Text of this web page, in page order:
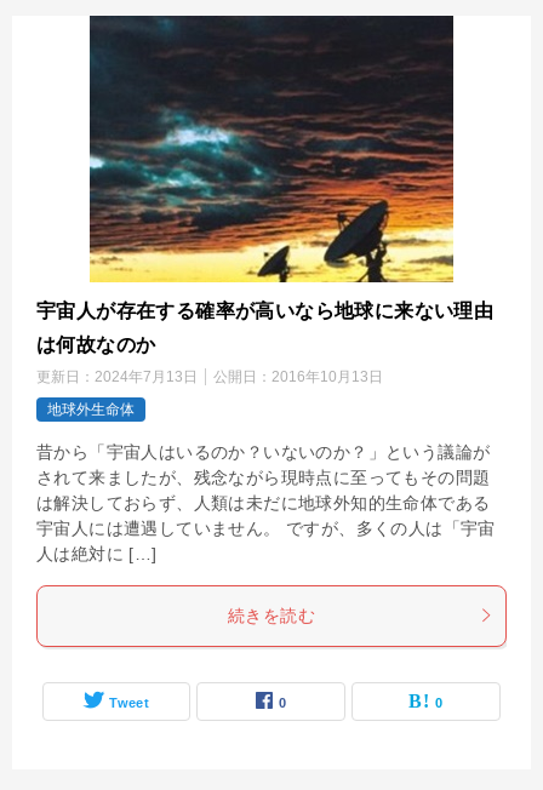
宇宙人が存在する確率が高いなら地球に来ない理由
は何故なのか
更新日： 2024年7月13日 公開日： 2016年10月13日
地球外生命体
昔から「宇宙人はいるのか？いないのか？」という議論が
されて来ましたが、残念ながら現時点に至ってもその問題
は解決しておらず、人類は未だに地球外知的生命体である
宇宙人には遭遇していません。 ですが、多くの人は「宇宙
人は絶対に […]
続きを読む
Tweet 0 0